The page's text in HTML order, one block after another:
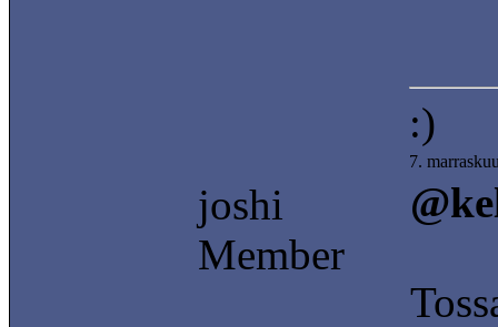
:)
joshi
Member
7.